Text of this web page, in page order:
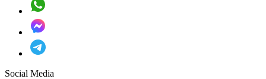
Social Media